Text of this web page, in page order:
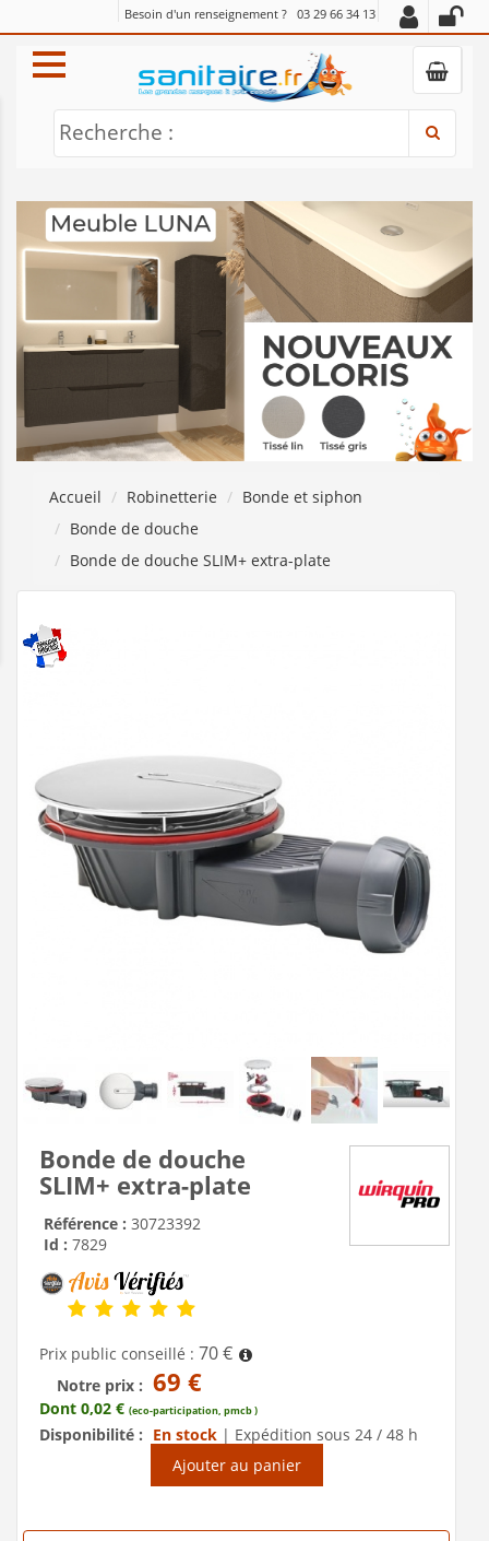
Besoin d'un renseignement ? 03 29 66 34 13
Recherche :
Accueil Robinetterie
Bonde et siphon
Bonde de douche
Bonde de douche SLIM+ extra-plate
Bonde de douche
SLIM+ extra-plate
Référence : 30723392
Id : 7829
Prix public conseillé : 70 €
Notre prix : 69 €
Dont 0,02 € (eco-participation, pmcb )
Disponibilité : En stock | Expédition sous 24 / 48 h
Ajouter au panier